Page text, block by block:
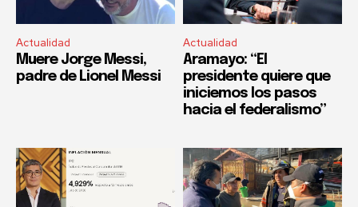
Actualidad
Muere Jorge Messi,
padre de Lionel Messi
Actualidad
Aramayo: “El
presidente quiere que
iniciemos los pasos
hacia el federalismo”